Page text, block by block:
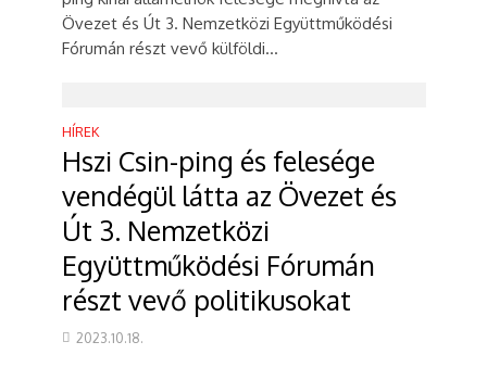
Övezet és Út 3. Nemzetközi Együttműködési
Fórumán részt vevő külföldi...
HÍREK
Hszi Csin-ping és felesége
vendégül látta az Övezet és
Út 3. Nemzetközi
Együttműködési Fórumán
részt vevő politikusokat
2023.10.18.